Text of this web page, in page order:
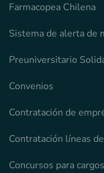
Farmacopea Chilena
Sistema de alerta de
Preuniversitario
Convenios
Contratación de
Contratación líneas
Concursos para